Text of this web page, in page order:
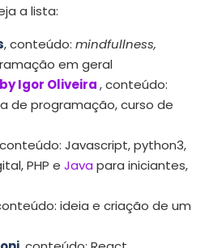
a lista:
, conteúdo: mindfullness,
em geral
Igor Oliveira, conteúdo:
de programação, curso de
Javascript, python3,
PHP e Java para iniciantes,
ideia e criação de um